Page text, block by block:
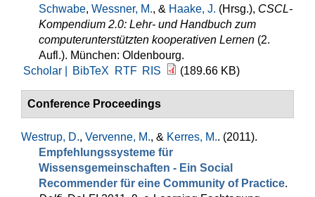
Schwabe, Wessner, M., & Haake, J. (Hrsg.), CSCL-
Kompendium 2.0: Lehr- und Handbuch zum
computerunterstützten kooperativen Lernen (2.
Aufl.). München: Oldenbourg.
Scholar |
BibTeX RTF RIS (189.66 KB)
Conference Proceedings
Westrup, D., Vervenne, M., & Kerres, M.. (2011).
Empfehlungssysteme für
Wissensgemeinschaften - Ein Social
Recommender für eine Community of Practice.